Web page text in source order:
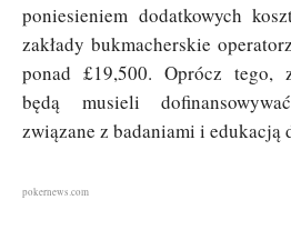
poniesieniem dodatkowych
zakłady bukmacherskie
ponad £19,500. Oprócz tego,
będą musieli
związane z badaniami i edukacją
pokernews.com